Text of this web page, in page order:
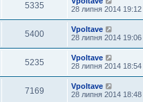
5335
28 липня 2014 19:12
5400
Vpoltave
28 липня 2014 19:06
5235
Vpoltave
28 липня 2014 18:54
7169
Vpoltave
28 липня 2014 18:48